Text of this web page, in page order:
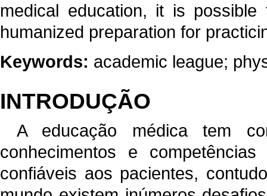
medical education, it is
humanized preparation for
Keywords: academic league;
INTRODUÇÃO
A educação médica tem
conhecimentos e
confiáveis aos pacientes,